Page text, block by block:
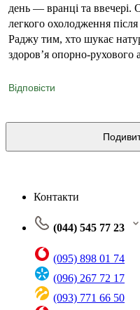
день — вранці та ввечері.
легкого охолодження
Раджу тим, хто шукає
здоров’я опорно-рухового
Відповісти
Контакти
(044) 545 77 23
(095) 898 01 74
(096) 267 72 17
(093) 771 66 50